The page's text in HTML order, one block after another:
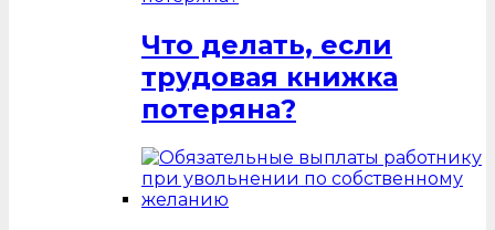
Что делать, если
трудовая книжка
потеряна?